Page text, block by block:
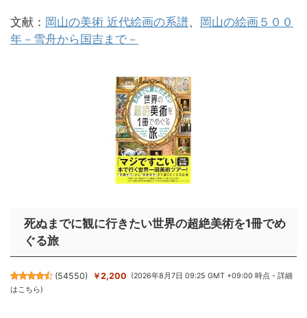
文献： 岡山の美術 近代絵画の系譜、 岡山の絵画５００
年－雪舟から国吉まで－
死ぬまでに観に行きたい世界の超絶美術を1冊でめ
ぐる旅
(54550) ￥2,200 (2026年8月7日 09:25 GMT +09:00 時点 -詳細
はこちら)